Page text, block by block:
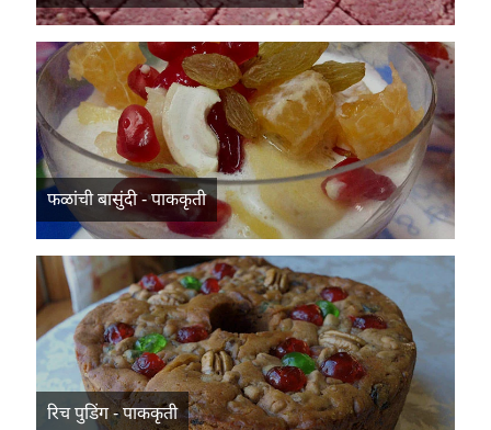
फळांची बासुंदी - पाककृती
रिच पुडिंग - पाककृती